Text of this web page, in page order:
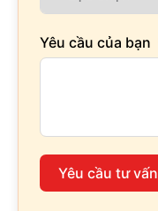
Yêu cầu của bạn
Yêu cầu tư vấn